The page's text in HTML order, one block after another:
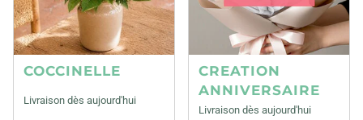
COCCINELLE
Livraison dès aujourd'hui
CREATION
ANNIVERSAIRE
Livraison dès aujourd'hui